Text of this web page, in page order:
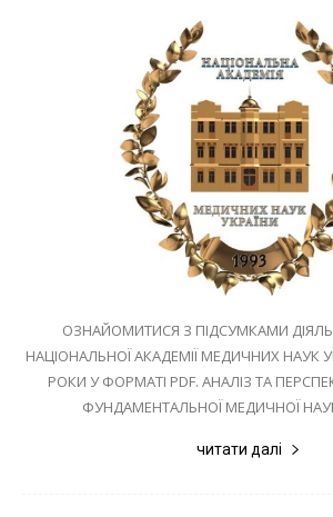
ОЗНАЙОМИТИСЯ З ПІДСУМКАМИ
НАЦІОНАЛЬНОЇ АКАДЕМІЇ МЕДИЧНИХ НАУК
РОКИ У ФОРМАТІ PDF. АНАЛІЗ ТА
ФУНДАМЕНТАЛЬНОЇ МЕДИЧНОЇ
читати далі